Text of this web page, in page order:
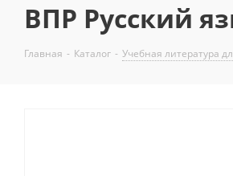
ВПР Русский
Главная - Каталог - Учебная литература